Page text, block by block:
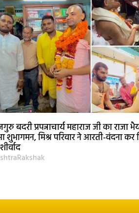
बदरी प्रपन्नाचार्य महाराज जी का राजा
शुभागमन, मिश्र परिवार ने आरती-वंदना